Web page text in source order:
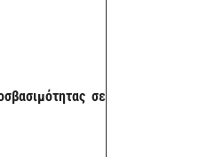
σε